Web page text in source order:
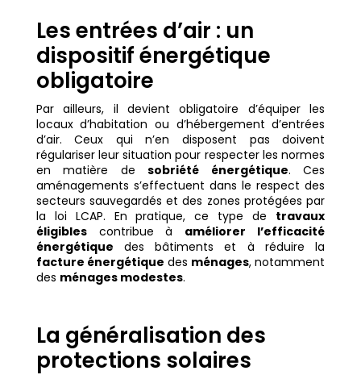
Les entrées d’air : un
dispositif énergétique
obligatoire
Par ailleurs, il devient obligatoire d’équiper les
locaux d’habitation ou d’hébergement d’entrées
d’air. Ceux qui n’en disposent pas doivent
régulariser leur situation pour respecter les normes
en matière desobriété énergétique. Ces
aménagements s’effectuent dans le respect des
secteurs sauvegardés et des zones protégées par
la loi LCAP. En pratique, ce type de travaux
éligiblescontribue à améliorer l’efficacité
énergétique des bâtiments et à réduire la
facture énergétique des ménages, notamment
des ménages modestes.
La généralisation des
protections solaires